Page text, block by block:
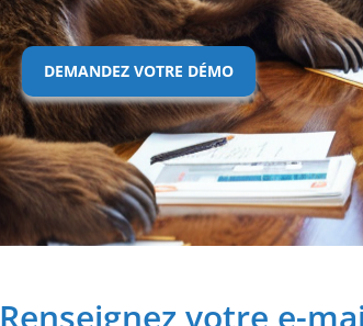
DEMANDEZ VOTRE DÉMO
Renseignez votre e-